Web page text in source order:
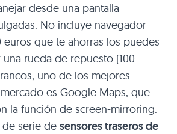
desde una pantalla
No incluye navegador
euros que te ahorras los puedes
rueda de repuesto (100
uno de los mejores
es Google Maps, que
la función de screen-mirroring.
serie de sensores traseros de